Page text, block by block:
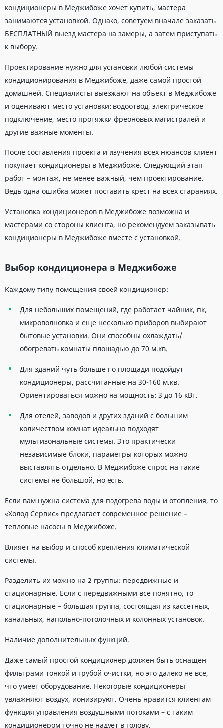
кондиционеры в Меджибоже хочет купить, мастера
занимаются установкой. Однако, советуем вначале заказать
БЕСПЛАТНЫЙ выезд мастера на замеры, а затем приступать
к выбору.
Проектирование нужно для установки любой системы
кондиционирования в Меджибоже, даже самой простой
домашней. Специалисты выезжают на объект в Меджибоже
и оценивают место установки: водоотвод, электрическое
подключение, место протяжки фреоновых магистралей и
другие важные моменты.
После составления проекта и изучения всех нюансов клиент
покупает кондиционеры в Меджибоже. Следующий этап
работ – монтаж, не менее важный, чем проектирование.
Ведь одна ошибка может поставить крест на всех стараниях.
Установка кондиционеров в Меджибоже возможна и
мастерами со стороны клиента, но рекомендуем заказывать
кондиционеры в Меджибоже вместе с установкой.
Выбор кондиционера в Меджибоже
Каждому типу помещения своей кондиционер:
Для небольших помещений, где работает чайник, пк,
микроволновка и еще несколько приборов выбирают
бытовые установки. Они способны охлаждать/
обогревать комнаты площадью до 70 м.кв.
Для зданий чуть больше по площади подойдут
кондиционеры, рассчитанные на 30-160 м.кв.
Ориентироваться можно на мощность: 3 до 16 кВт.
Для отелей, заводов и других зданий с большим
количеством комнат идеально подходят
мультизональные системы. Это практически
независимые блоки, параметры которых можно
выставлять отдельно. В Меджибоже спрос на такие
системы не большой, но есть.
Если вам нужна система для подогрева воды и отопления, то
«Холод Сервис» предлагает современное решение –
тепловые насосы в Меджибоже.
Влияет на выбор и способ крепления климатической
системы.
Разделить их можно на 2 группы: передвижные и
стационарные. Если с передвижными все понятно, то
стационарные – большая группа, состоящая из кассетных,
канальных, напольно-потолочных и колонных установок.
Наличие дополнительных функций.
Даже самый простой кондиционер должен быть оснащен
фильтрами тонкой и грубой очистки, но это далеко не все,
что умеет оборудование. Некоторые кондиционеры
увлажняют воздух, ионизируют. Очень нравится клиентам
функция управления воздушными потоками – с таким
кондиционером точно не надует в голову.